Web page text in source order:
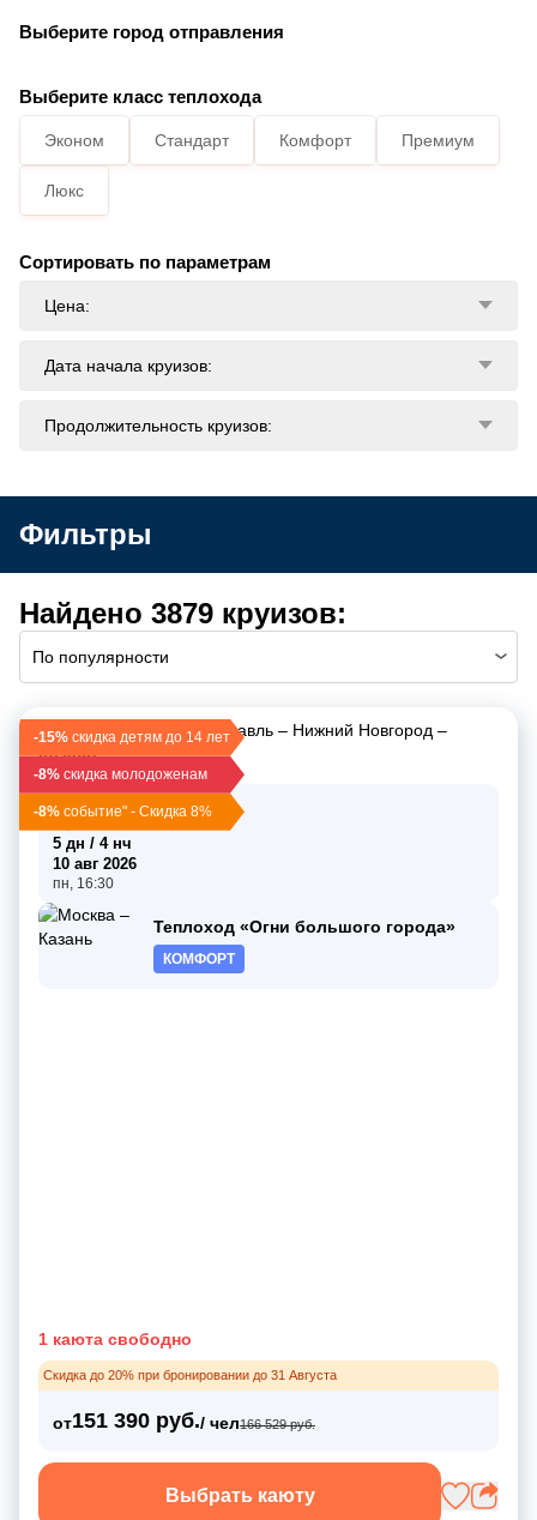
Выберите город отправления
Выберите класс теплохода
Эконом Стандарт Комфорт Премиум
Люкс
Сортировать по параметрам
Цена:
Дата начала круизов:
Продолжительность круизов:
Фильтры
Найдено 3879 круизов:
По популярности
-15% скидка детям до 14 лет
-8% скидка молодоженам
-8% событие" - Скидка 8%
Москва –Углич–Ярославль – Нижний Новгород –
Казань
06 авг 2026
5 дн / 4 нч
10 авг 2026
пн, 16:30
Теплоход «Огни большого города»
КОМФОРТ
1 каюта свободно
Скидка до 20% при бронировании до 31 Августа
от151 390 руб./ чел166 529 руб.
Выбрать каюту